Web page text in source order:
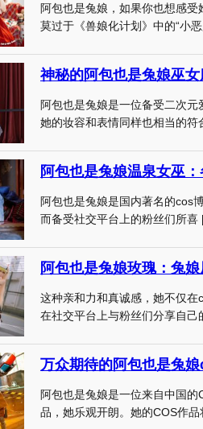
阿包也是兔娘，如果你也想感受
莫过于《兽娘化计划》中的“小
神秘的阿包也是兔娘巫
阿包也是兔娘是一位备受二次
她的妆容和表情同样也相当的
阿包也是兔娘温泉女巫
阿包也是兔娘是国内著名的cos
而备受社交平台上的粉丝们所
阿包也是兔娘玫瑰：兔
这种亲和力和真诚感，她不仅
在社交平台上与粉丝们分享自
阿包也是兔娘是一位来自中国
品，她乐观开朗。她的COS作